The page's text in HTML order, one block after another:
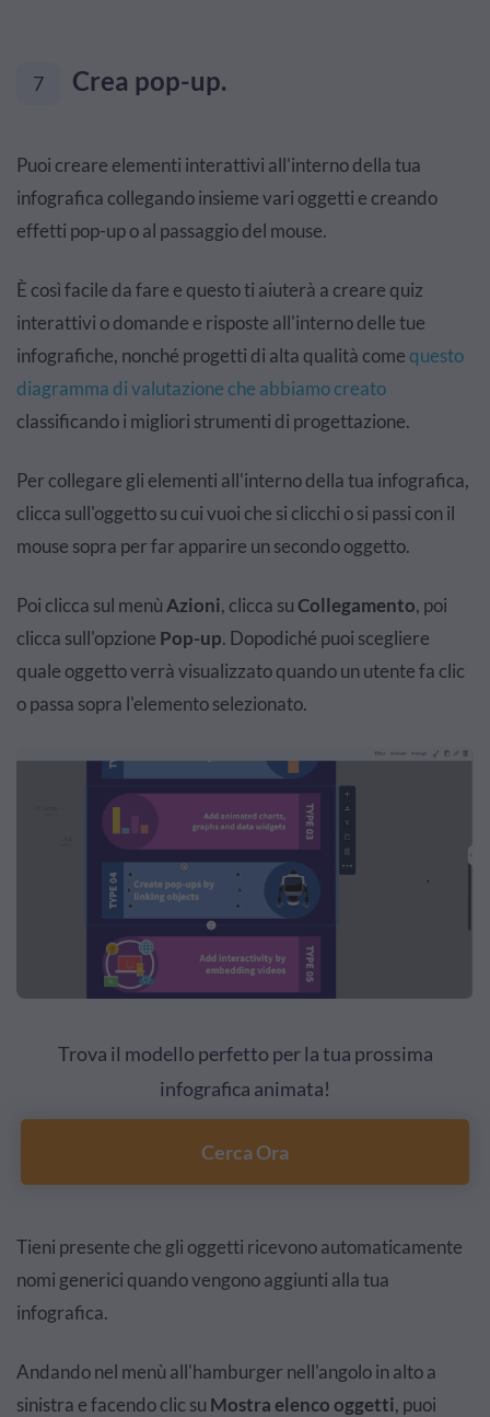
7 Crea pop-up.
Puoi creare elementi interattivi all'interno della tua
infografica collegando insieme vari oggetti e creando
effetti pop-up o al passaggio del mouse.
È così facile da fare e questo ti aiuterà a creare quiz
interattivi o domande e risposte all'interno delle tue
infografiche, nonché progetti di alta qualità comequesto
diagramma di valutazione che abbiamo creato
classificando i migliori strumenti di progettazione.
Per collegare gli elementi all'interno della tua infografica,
clicca sull'oggetto su cui vuoi che si clicchi o si passi con il
mouse sopra per far apparire un secondo oggetto.
Poi clicca sul menùAzioni, clicca suCollegamento, poi
clicca sull'opzione Pop-up. Dopodiché puoi scegliere
quale oggetto verrà visualizzato quando un utente fa clic
o passa sopra l'elemento selezionato.
Trova il modello perfetto per la tua prossima
infografica animata!
Cerca Ora
Tieni presente che gli oggetti ricevono automaticamente
nomi generici quando vengono aggiunti alla tua
infografica.
Andando nel menù all'hamburger nell'angolo in alto a
sinistra e facendo clic su Mostra elenco oggetti, puoi